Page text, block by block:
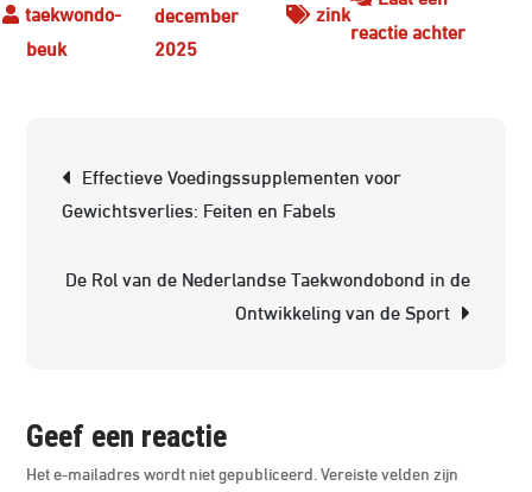
december
2025
zink
reactie achterop
Effectieve Voedingssupplementen voor
Gewichtsverlies: Feiten en Fabels
De Rol van de Nederlandse Taekwondobond in de
Ontwikkeling van de Sport
Geef een reactie
Het e-mailadres wordt niet gepubliceerd. Vereiste velden zijn